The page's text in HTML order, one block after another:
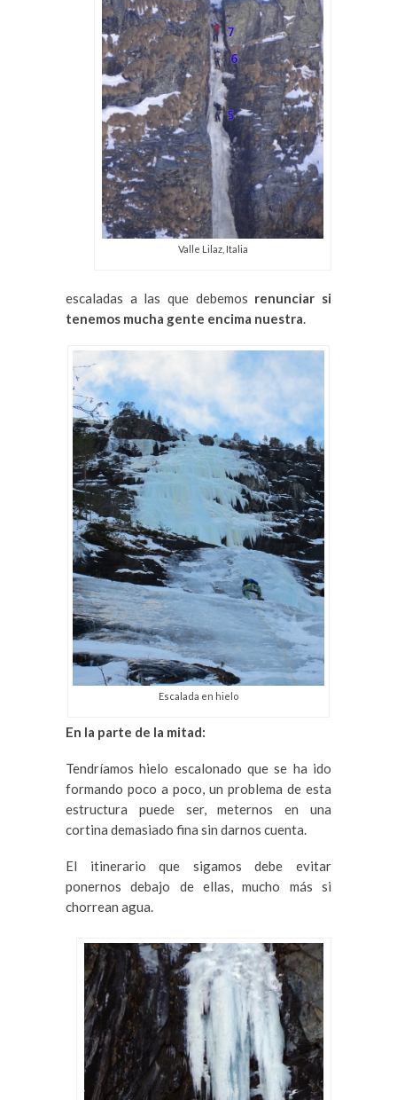
Valle Lilaz, Italia
escaladas a las que debemos renunciar si
tenemos mucha gente encima nuestra.
Escalada en hielo
En la parte de la mitad:
Tendríamos hielo escalonado que se ha ido
formando poco a poco, un problema de esta
estructura puede ser, meternos en una
cortina demasiado fina sin darnos cuenta.
El itinerario que sigamos debe evitar
ponernos debajo de ellas, mucho más si
chorrean agua.